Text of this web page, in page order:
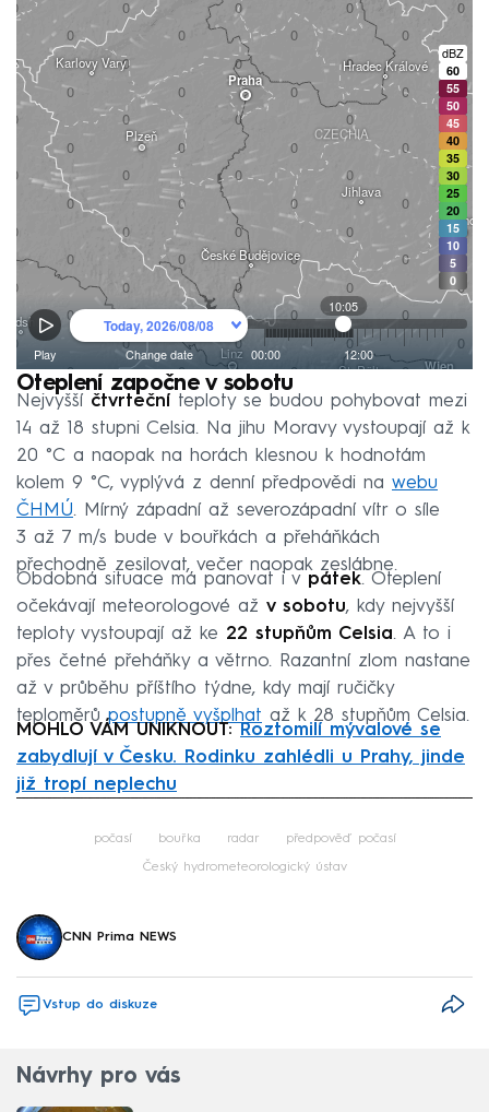
Oteplení započne v sobotu
Nejvyšší čtvrteční teploty se budou pohybovat mezi
14 až 18 stupni Celsia. Na jihu Moravy vystoupají až k
20 °C a naopak na horách klesnou k hodnotám
kolem 9 °C, vyplývá z denní předpovědi na webu
ČHMÚ. Mírný západní až severozápadní vítr o síle
3 až 7 m/s bude v bouřkách a přeháňkách
přechodně zesilovat, večer naopak zeslábne.
Obdobná situace má panovat i v pátek. Oteplení
očekávají meteorologové až v sobotu, kdy nejvyšší
teploty vystoupají až ke 22 stupňům Celsia. A to i
přes četné přeháňky a větrno. Razantní zlom nastane
až v průběhu příštího týdne, kdy mají ručičky
teploměrůpostupně vyšplhat až k 28 stupňům Celsia.
MOHLO VÁM UNIKNOUT:
Roztomilí mývalové se
zabydlují v Česku. Rodinku zahlédli u Prahy, jinde
již tropí neplechu
počasí bouřka radar předpověď počasí
Český hydrometeorologický ústav
CNN Prima NEWS
Vstup do diskuze
Návrhy pro vás